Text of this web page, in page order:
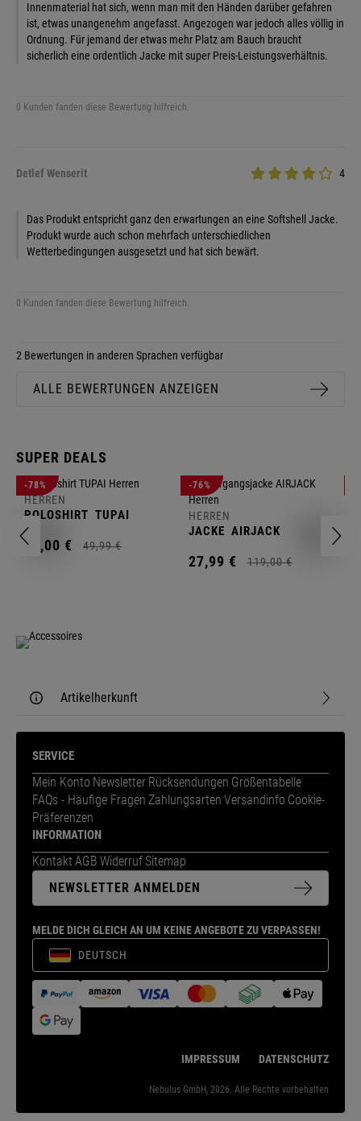
Innenmaterial hat sich, wenn man mit den Händen darüber gefahren
ist, etwas unangenehm angefasst. Angezogen war jedoch alles völlig in
Ordnung. Für jemand der etwas mehr Platz am Bauch braucht
sicherlich eine ordentlich Jacke mit super Preis-Leistungsverhältnis.
0 Kunden fanden diese Bewertung hilfreich.
Detlef Wenserit 4
Das Produkt entspricht ganz den erwartungen an eine Softshell Jacke.
Produkt wurde auch schon mehrfach unterschiedlichen
Wetterbedingungen ausgesetzt und hat sich bewärt.
0 Kunden fanden diese Bewertung hilfreich.
2 Bewertungen in anderen Sprachen verfügbar
ALLE BEWERTUNGEN ANZEIGEN
SUPER DEALS
-78%
HERREN
POLOSHIRT TUPAI
11,00 € 49,99 €
-76%
HERREN
JACKE AIRJACK
27,99 € 119,00 €
Artikelherkunft
SERVICE
Mein Konto Newsletter Rücksendungen Größentabelle
FAQs - Häufige Fragen Zahlungsarten Versandinfo Cookie-
Präferenzen
INFORMATION
Kontakt AGB Widerruf Sitemap
NEWSLETTER ANMELDEN
MELDE DICH GLEICH AN UM KEINE ANGEBOTE ZU VERPASSEN!
DEUTSCH
IMPRESSUM DATENSCHUTZ
Nebulus GmbH, 2026. Alle Rechte vorbehalten